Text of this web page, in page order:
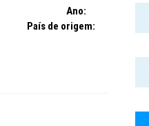
Ano:
País de origem: